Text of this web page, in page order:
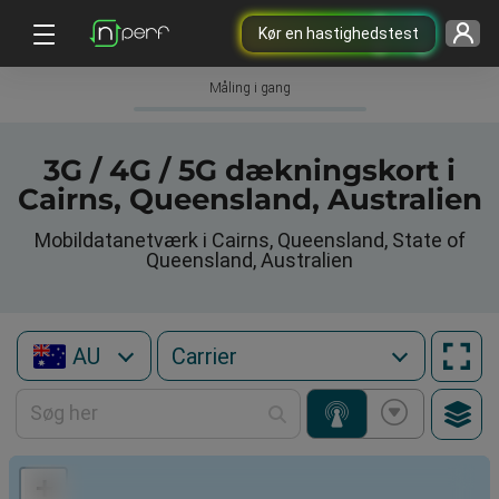
Kør en hastighedstest
Måling i gang
3G / 4G / 5G dækningskort i
Cairns, Queensland, Australien
Mobildatanetværk i Cairns, Queensland, State of
Queensland, Australien
AU